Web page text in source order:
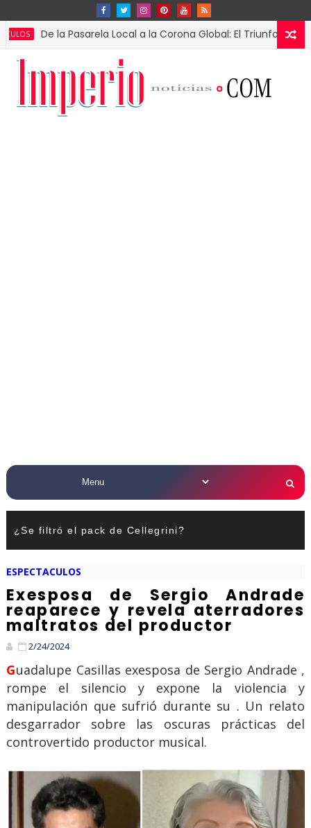
la Pasarela Local a la Corona Global: El Triunfo de Fátima
¿Se filtró el pack de Cellegrini?
ESPECTACULOS
Exesposa de Sergio Andrade
reaparece y revela aterradores
maltratos del productor
2/24/2024
Guadalupe Casillas exesposa de Sergio Andrade ,
rompe el silencio y expone la violencia y
manipulación que sufrió durante su . Un relato
desgarrador sobre las oscuras prácticas del
controvertido productor musical.